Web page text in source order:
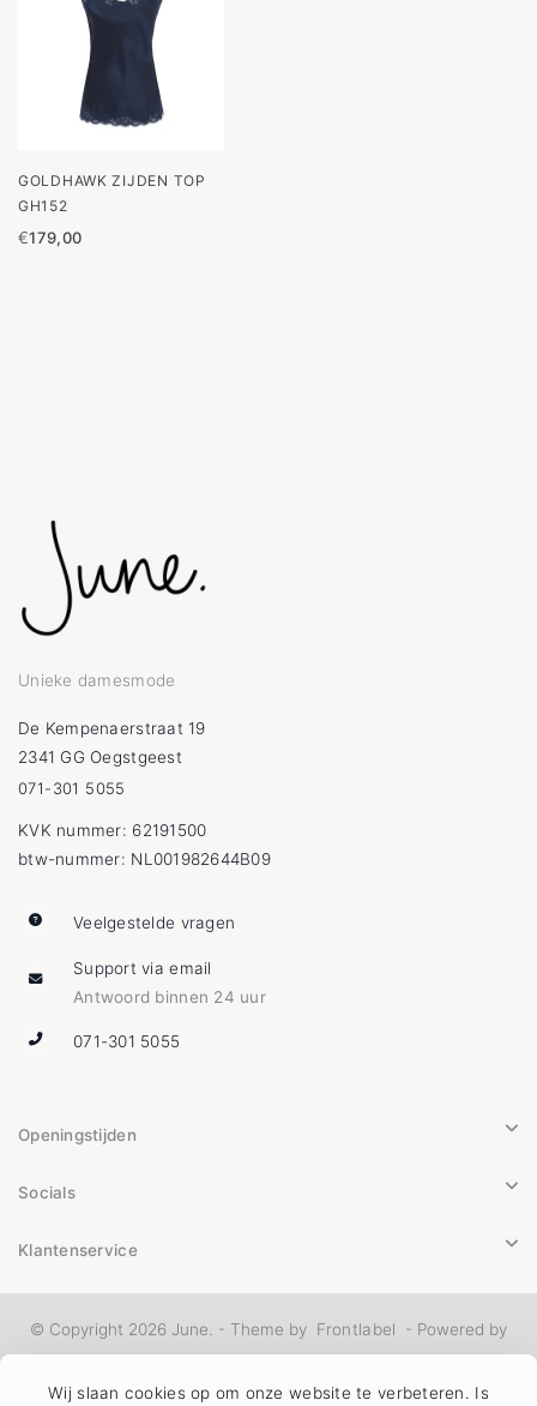
Wij slaan cookies op om onze website te verbeteren. Is
GOLDHAWK ZIJDEN TOP
GH152
€179,00
Unieke damesmode
De Kempenaerstraat 19
2341 GG Oegstgeest
071-301 5055
KVK nummer: 62191500
btw-nummer: NL001982644B09
Veelgestelde vragen
Support via email
Antwoord binnen 24 uur
071-301 5055
Openingstijden
Socials
Klantenservice
© Copyright 2026 June. - Theme by Frontlabel
- Powered by